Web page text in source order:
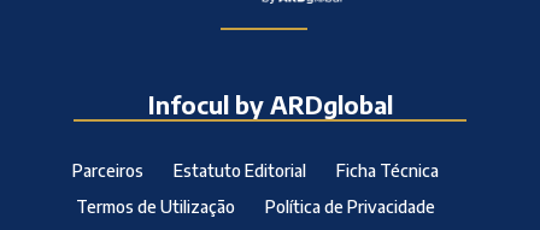
Infocul by ARDglobal
Parceiros Estatuto Editorial
Ficha Técnica
Termos de Utilização
Política de Privacidade